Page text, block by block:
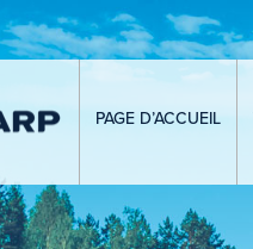
PAGE D’ACCUEIL